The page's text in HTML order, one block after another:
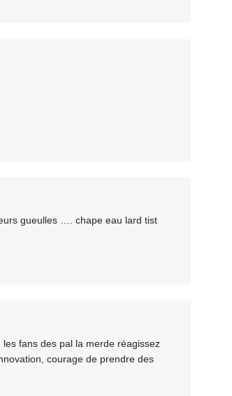
gueulles …. chape eau lard tist
fans des pal la merde réagissez
courage de prendre des